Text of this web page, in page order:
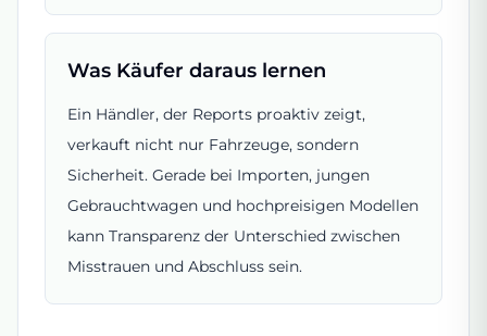
Was Käufer daraus lernen
Ein Händler, der Reports proaktiv zeigt,
verkauft nicht nur Fahrzeuge, sondern
Sicherheit. Gerade bei Importen, jungen
Gebrauchtwagen und hochpreisigen Modellen
kann Transparenz der Unterschied zwischen
Misstrauen und Abschluss sein.